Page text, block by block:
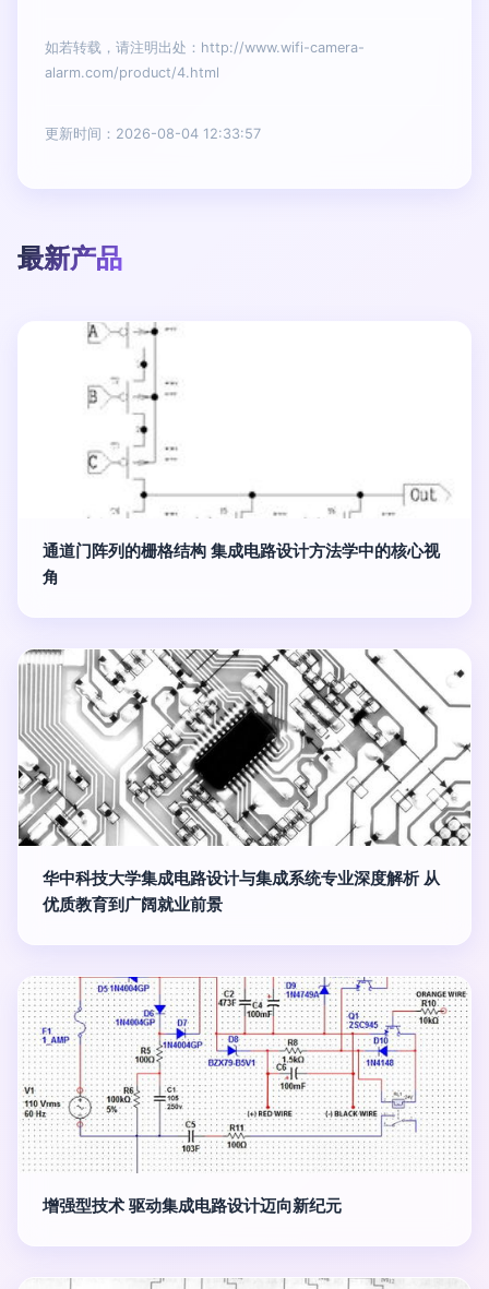
如若转载，请注明出处：http://www.wifi-camera-
alarm.com/product/4.html
更新时间：2026-08-04 12:33:57
最新产品
通道门阵列的栅格结构 集成电路设计方法学中的核心视
角
华中科技大学集成电路设计与集成系统专业深度解析 从
优质教育到广阔就业前景
增强型技术 驱动集成电路设计迈向新纪元